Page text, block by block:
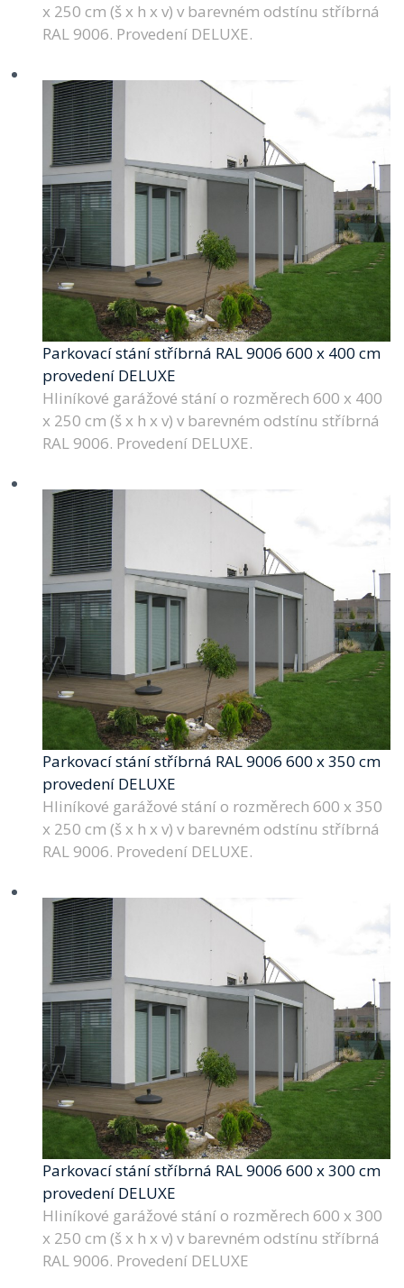
x 250 cm (š x h x v) v barevném odstínu stříbrná
RAL 9006. Provedení DELUXE.
Parkovací stání stříbrná RAL 9006 600 x 400 cm
provedení DELUXE
Hliníkové garážové stání o rozměrech 600 x 400
x 250 cm (š x h x v) v barevném odstínu stříbrná
RAL 9006. Provedení DELUXE.
Parkovací stání stříbrná RAL 9006 600 x 350 cm
provedení DELUXE
Hliníkové garážové stání o rozměrech 600 x 350
x 250 cm (š x h x v) v barevném odstínu stříbrná
RAL 9006. Provedení DELUXE.
Parkovací stání stříbrná RAL 9006 600 x 300 cm
provedení DELUXE
Hliníkové garážové stání o rozměrech 600 x 300
x 250 cm (š x h x v) v barevném odstínu stříbrná
RAL 9006. Provedení DELUXE